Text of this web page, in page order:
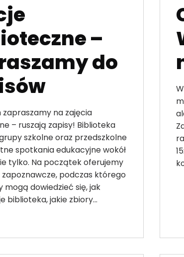
–
do
zapraszamy na zajęcia
– ruszają zapisy! Biblioteka
szkolne oraz przedszkolne
spotkania edukacyjne wokół
tylko. Na początek oferujemy
podczas którego
mogą dowiedzieć się, jak
biblioteka, jakie zbiory…